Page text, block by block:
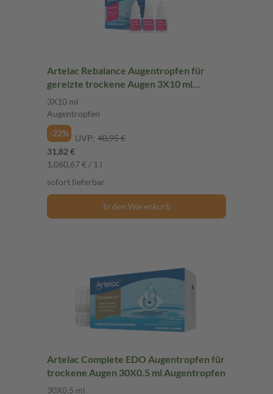
Artelac Rebalance Augentropfen für
gereizte trockene Augen 3X10 ml
Augentropfen
3X10 ml
Augentropfen
-22%
UVP: 40,95 €
31,82 €
1.060,67 € / 1 l
sofort lieferbar
In den Warenkorb
Artelac Complete EDO Augentropfen für
trockene Augen 30X0.5 ml Augentropfen
30X0.5 ml